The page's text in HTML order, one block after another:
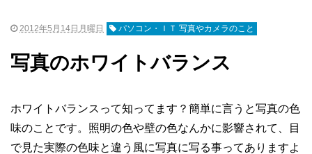
2012年5月14日月曜日 パソコン・ＩＴ 写真やカメラのこと
写真のホワイトバランス
ホワイトバランスって知ってます？簡単に言うと写真の色
味のことです。照明の色や壁の色なんかに影響されて、目
で見た実際の色味と違う風に写真に写る事ってありますよ